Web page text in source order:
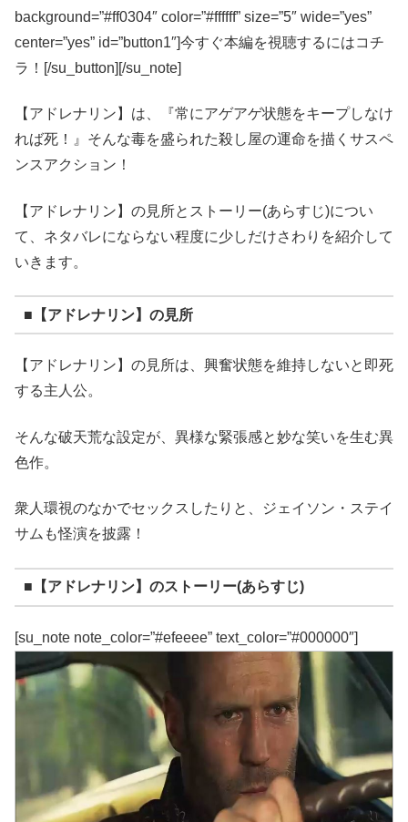
background=”#ff0304″ color=”#ffffff” size=”5″ wide=”yes”
center=”yes” id=”button1″]今すぐ本編を視聴するにはコチ
ラ！[/su_button][/su_note]
【アドレナリン】は、『常にアゲアゲ状態をキープしなけ
れば死！』そんな毒を盛られた殺し屋の運命を描くサスペ
ンスアクション！
【アドレナリン】の見所とストーリー(あらすじ)につい
て、ネタバレにならない程度に少しだけさわりを紹介して
いきます。
■【アドレナリン】の見所
【アドレナリン】の見所は、興奮状態を維持しないと即死
する主人公。
そんな破天荒な設定が、異様な緊張感と妙な笑いを生む異
色作。
衆人環視のなかでセックスしたりと、ジェイソン・ステイ
サムも怪演を披露！
■【アドレナリン】のストーリー(あらすじ)
[su_note note_color=”#efeeee” text_color=”#000000″]